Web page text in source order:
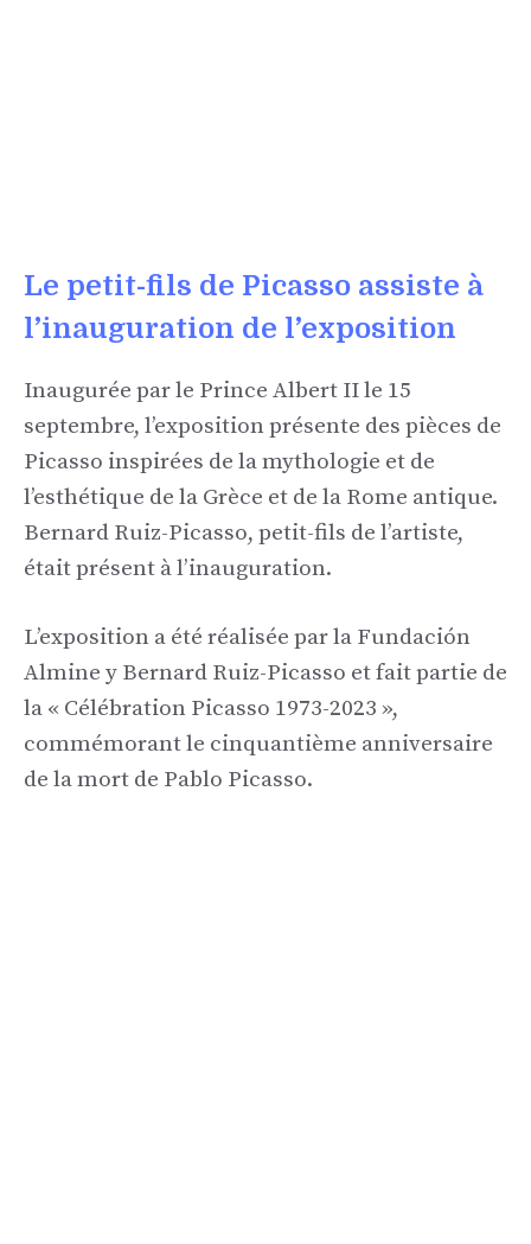
Le petit-fils de Picasso assiste à
l’inauguration de l’exposition
Inaugurée par le Prince Albert II le 15
septembre, l’exposition présente des pièces de
Picasso inspirées de la mythologie et de
l’esthétique de la Grèce et de la Rome antique.
Bernard Ruiz-Picasso, petit-fils de l’artiste,
était présent à l’inauguration.
L’exposition a été réalisée par la Fundación
Almine y Bernard Ruiz-Picasso et fait partie de
la « Célébration Picasso 1973-2023 »,
commémorant le cinquantième anniversaire
de la mort de Pablo Picasso.